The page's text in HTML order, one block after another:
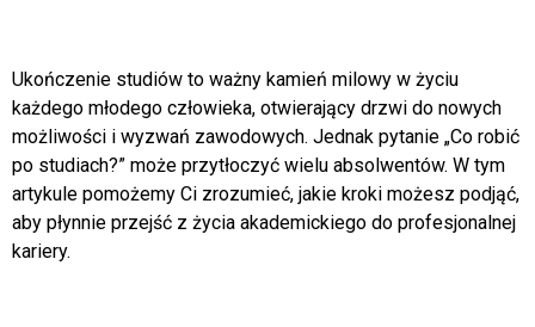
Ukończenie studiów to ważny kamień milowy w życiu
każdego młodego człowieka, otwierający drzwi do nowych
możliwości i wyzwań zawodowych. Jednak pytanie „Co robić
po studiach?” może przytłoczyć wielu absolwentów. W tym
artykule pomożemy Ci zrozumieć, jakie kroki możesz podjąć,
aby płynnie przejść z życia akademickiego do profesjonalnej
kariery.